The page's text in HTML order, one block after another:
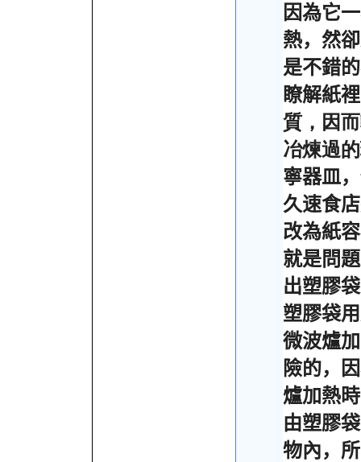
因為它
熱，然
是不錯
瞭解紙
質，因
冶煉過
寧器皿
久速食
改為紙
就是問
出塑膠
塑膠袋
微波爐
險的，
爐加熱
由塑膠
物內，